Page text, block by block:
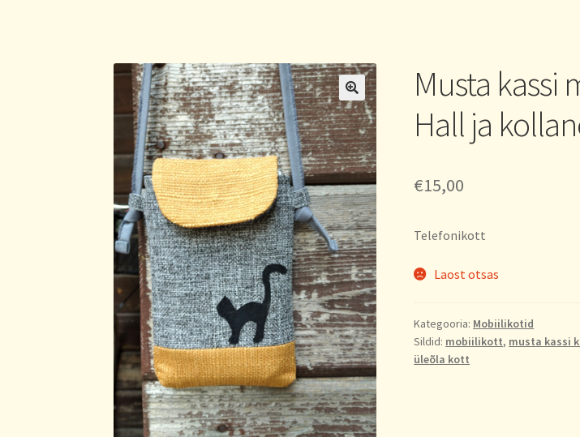
🔍
Musta kassi
Hall ja
€15,00
Telefonikott
Laost otsas
Kategooria: Mobiilikotid
Sildid: mobiilikott, musta kassi
üleõla kott